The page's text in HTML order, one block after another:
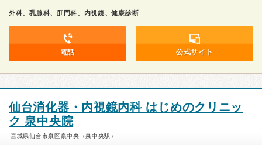
外科、乳腺科、肛門科、内視鏡、健康診断
電話 公式サイト
仙台消化器・内視鏡内科 はじめのクリニッ
ク 泉中央院
宮城県仙台市泉区泉中央（泉中央駅）